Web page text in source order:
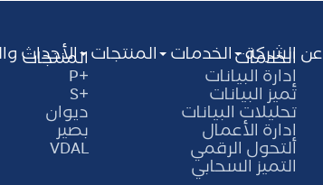
عن الشركة الخدمات المنتجات الأحداث الخدمات
إدارة البيانات
تميز البيانات
تحليلات البيانات
إدارة الأعمال
التحول الرقمي
التميز السحابي
المنتجات
+P
+S
ديوان
بصير
VDAL